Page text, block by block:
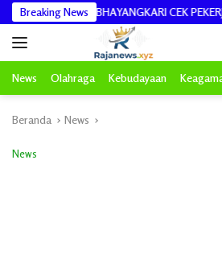
Langsung
ke
konten
Breaking News
BHAYANGKARI CEK PEKERJAAN 30
News Olahraga Kebudayaan
Beranda News
News